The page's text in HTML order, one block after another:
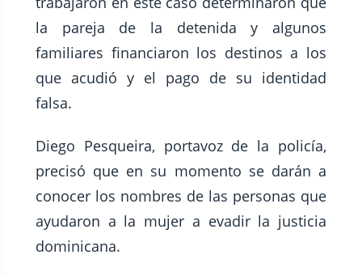
la pareja de la detenida y algunos
familiares financiaron los destinos a los
que acudió y el pago de su identidad
falsa.
Diego Pesqueira, portavoz de la policía,
precisó que en su momento se darán a
conocer los nombres de las personas que
ayudaron a la mujer a evadir la justicia
dominicana.